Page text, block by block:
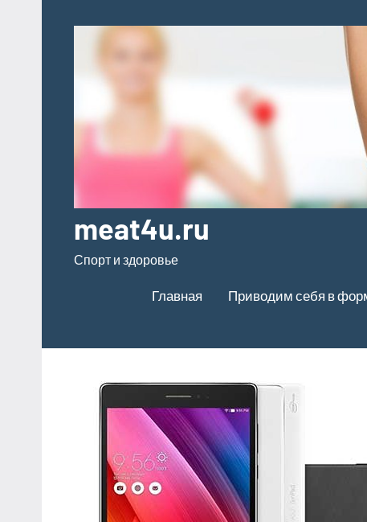
meat4u.ru
Спорт и здоровье
Главная Приводим себя в